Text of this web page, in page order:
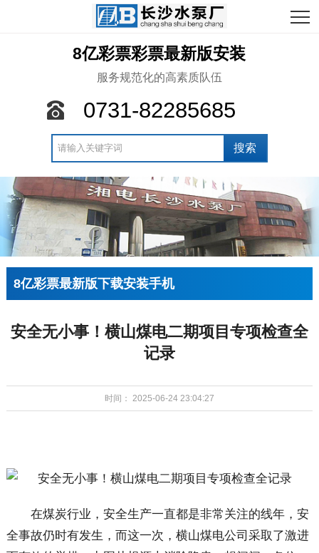
8亿彩票彩票最新版安装
服务规范化的高素质队伍
0731-82285685
8亿彩票最新版下载安装手机
安全无小事！横山煤电二期项目专项检查全
记录
时间： 2025-06-24 23:04:27
在煤炭行业，安全生产一直都是非常关注的线年，安
全事故仍时有发生，而这一次，横山煤电公司采取了激进